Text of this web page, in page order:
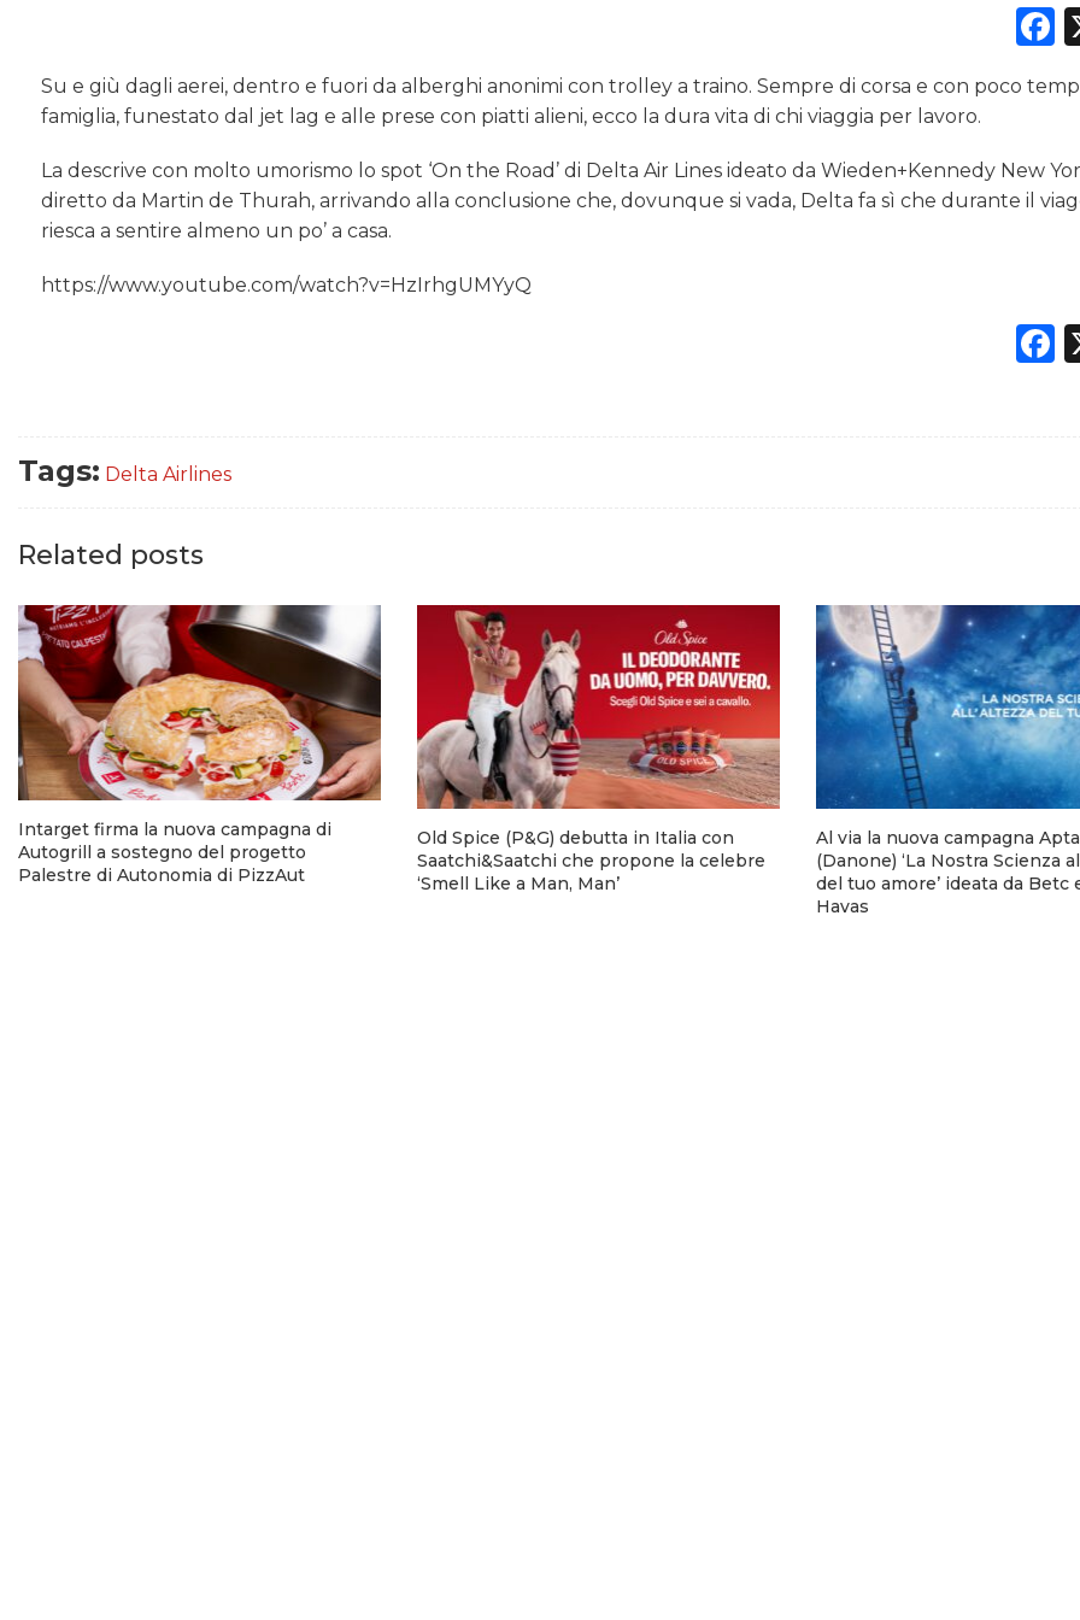
DATI
RICERCHE
Su e giù dagli aerei, dentro e fuori da alberghi anonimi con trolley a traino. Sempre di corsa e con poco
famiglia, funestato dal jet lag e alle prese con piatti alieni, ecco la dura vita di chi viaggia per lavoro.
La descrive con molto umorismo lo spot ‘On the Road’ di Delta Air Lines ideato da Wieden+Kennedy New
diretto da Martin de Thurah, arrivando alla conclusione che, dovunque si vada, Delta fa sì che durante il
riesca a sentire almeno un po’ a casa.
https://www.youtube.com/watch?v=HzIrhgUMYyQ
Tags: Delta Airlines
Related posts
Intarget firma la nuova campagna di
Autogrill a sostegno del progetto
Palestre di Autonomia di PizzAut
Old Spice (P&G) debutta in Italia con
Saatchi&Saatchi che propone la celebre
‘Smell Like a Man, Man’
Al via la nuova campagna
(Danone) ‘La Nostra Scienza
del tuo amore’ ideata da Betc
Havas